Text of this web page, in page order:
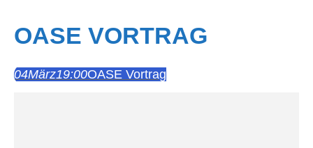
OASE VORTRAG
04März19:00OASE Vortrag